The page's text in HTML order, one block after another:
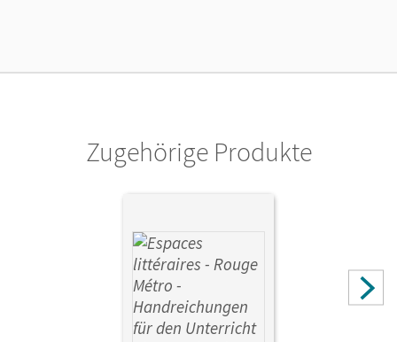
Zugehörige Produkte